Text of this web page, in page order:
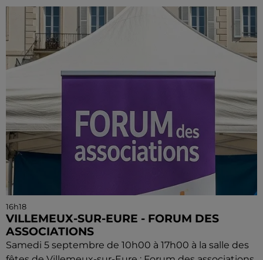
16h18
VILLEMEUX-SUR-EURE - FORUM DES
ASSOCIATIONS
Samedi 5 septembre de 10h00 à 17h00 à la salle des